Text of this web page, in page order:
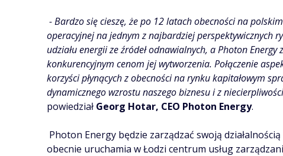
- Bardzo się cieszę, że po 12 latach obecności na
operacyjnej na jednym z najbardziej perspektywicznych
udziału energii ze źródeł odnawialnych, a Photon
konkurencyjnym cenom jej wytworzenia. Połączenie
korzyści płynących z obecności na rynku kapitałowym
dynamicznego wzrostu naszego biznesu i z
powiedział Georg Hotar, CEO Photon Energy.
Photon Energy będzie zarządzać swoją
obecnie uruchamia w Łodzi centrum usług